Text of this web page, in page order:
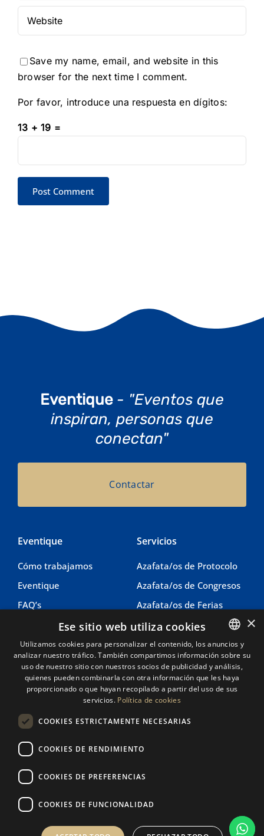
Save my name, email, and website in this
browser for the next time I comment.
Por favor, introduce una respuesta en dígitos:
13 + 19 =
Eventique - "Eventos que
inspiran, personas que
conectan"
Contactar
Eventique
Cómo trabajamos
Eventique
FAQ’s
Servicios
Azafata/os de Protocolo
Azafata/os de Congresos
Azafata/os de Ferias
Azafata/os de Imagen
Coordinacion eventos
Legal
Política de cookies
Política de privacidad
Información
604 27 95 76
604 27 95 76
© 2025 | Todos los derechos reservados - Creado con por
SPANISH
CATALAN
×
Ese sitio web utiliza cookies
Utilizamos cookies para personalizar el contenido, los anuncios y
analizar nuestro tráfico. También compartimos información sobre su
uso de nuestro sitio con nuestros socios de publicidad y análisis,
quienes pueden combinarla con otra información que les haya
proporcionado o que hayan recopilado a partir del uso de sus
servicios. Política de cookies
COOKIES ESTRICTAMENTE NECESARIAS
COOKIES DE RENDIMIENTO
COOKIES DE PREFERENCIAS
COOKIES DE FUNCIONALIDAD